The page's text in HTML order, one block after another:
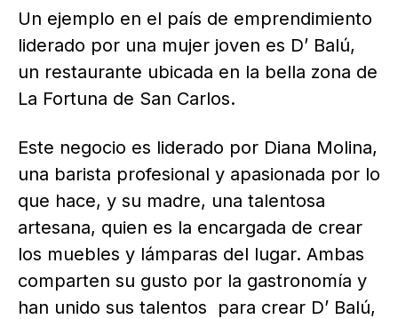
Un ejemplo en el país de emprendimiento
liderado por una mujer joven es D’ Balú,
un restaurante ubicada en la bella zona de
La Fortuna de San Carlos.
Este negocio es liderado por Diana Molina,
una barista profesional y apasionada por lo
que hace, y su madre, una talentosa
artesana, quien es la encargada de crear
los muebles y lámparas del lugar. Ambas
comparten su gusto por la gastronomía y
han unido sus talentos para crear D’ Balú,